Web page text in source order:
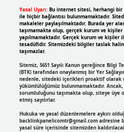
Yasal Uyarı: Bu internet sitesi, herhangi
ile hiçbir bağlantısı bulunmamaktadır.
makaleler paylaşılmaktadır. Burada yer
taşımamakta olup, gerçek kurum ve kişiler
yapılmamaktadır. Gerçek kurum ve
tesadüfidir. Sitemizdeki bilgiler taslak
taşımazlar.
Sitemiz, 5651 Sayılı Kanun gereğince Bilgi
(BTK) tarafından onaylanmış bir Yer
nedenle, sitedeki içerikleri proaktif olarak
yükümlülüğümüz bulunmamaktadır.
sorumluluğunu taşımakta olup, siteye üye
etmiş sayılırlar.
Hukuka ve yasal düzenlemelere aykırı
backlinkpanelicomtr@gmail.comadresine
yasal süre içerisinde sitemizden